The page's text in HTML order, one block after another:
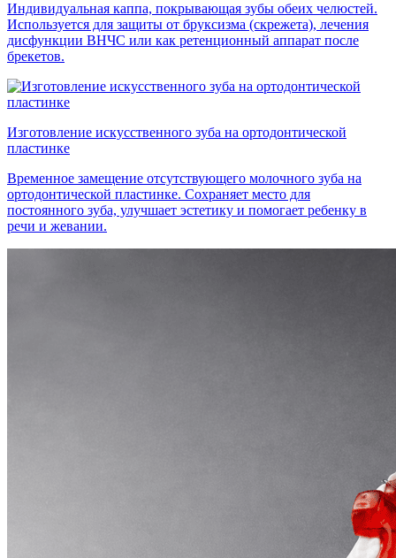
Индивидуальная каппа, покрывающая зубы обеих челюстей.
Используется для защиты от бруксизма (скрежета), лечения
дисфункции ВНЧС или как ретенционный аппарат после
брекетов.
Изготовление искусственного зуба на ортодонтической
пластинке
Временное замещение отсутствующего молочного зуба на
ортодонтической пластинке. Сохраняет место для
постоянного зуба, улучшает эстетику и помогает ребенку в
речи и жевании.